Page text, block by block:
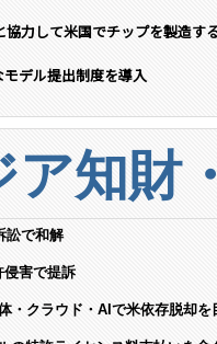
力して米国でチップを製造す
デル提出制度を導入
ア知財
訟で和解
侵害で提訴
・クラウド・AIで米依存脱却を